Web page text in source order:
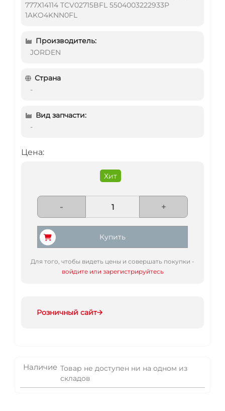
777X14114 TCV02715BFL 5504003222933P
1AKO4KNN0FL
Производитель:
JORDEN
Страна
-
Вид запчасти:
-
Цена:
Хит
- +
Купить
Для того, чтобы видеть цены и совершать покупки -
войдите или зарегистрируйтесь
Розничный сайт
Наличие Товар не доступен ни на одном из
складов